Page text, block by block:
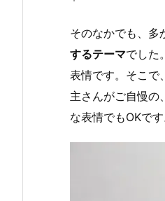
そのなかでも、多
するテーマでした
表情です。そこで
主さんがご自慢の
な表情でもOKで